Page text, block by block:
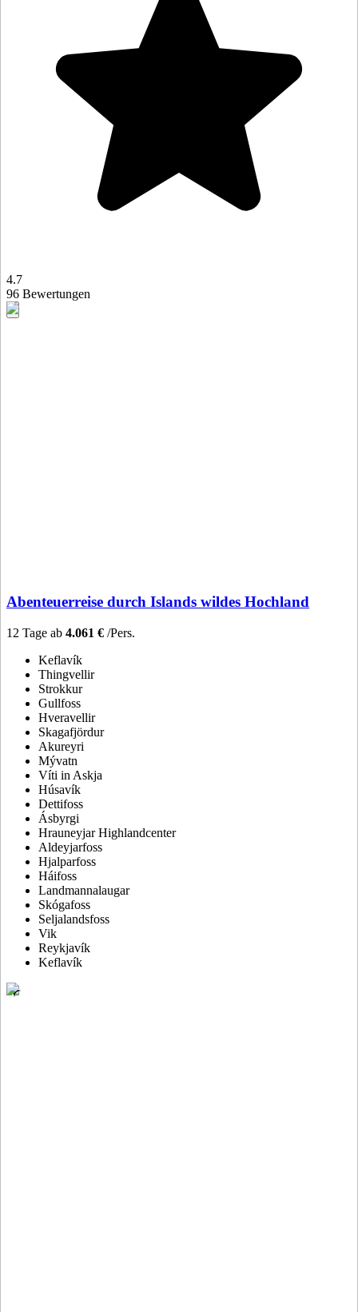
4.7
96 Bewertungen
Abenteuerreise durch Islands wildes Hochland
12 Tage ab 4.061 € /Pers.
Keflavík
Thingvellir
Strokkur
Gullfoss
Hveravellir
Skagafjördur
Akureyri
Mývatn
Víti in Askja
Húsavík
Dettifoss
Ásbyrgi
Hrauneyjar Highlandcenter
Aldeyjarfoss
Hjalparfoss
Háifoss
Landmannalaugar
Skógafoss
Seljalandsfoss
Vik
Reykjavík
Keflavík